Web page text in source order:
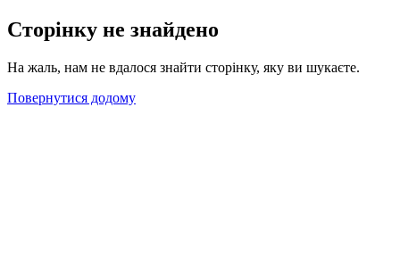
Сторінку не знайдено
На жаль, нам не вдалося знайти сторінку, яку ви шукаєте.
Повернутися додому